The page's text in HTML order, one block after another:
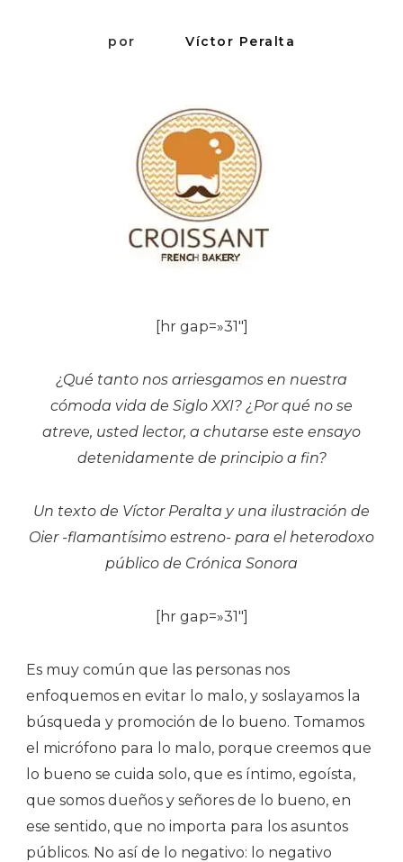
por Víctor Peralta
[hr gap=»31″]
¿Qué tanto nos arriesgamos en nuestra
cómoda vida de Siglo XXI? ¿Por qué no se
atreve, usted lector, a chutarse este ensayo
detenidamente de principio a fin?
Un texto de Víctor Peralta y una ilustración de
Oier -flamantísimo estreno- para el heterodoxo
público de Crónica Sonora
[hr gap=»31″]
Es muy común que las personas nos
enfoquemos en evitar lo malo, y soslayamos la
búsqueda y promoción de lo bueno. Tomamos
el micrófono para lo malo, porque creemos que
lo bueno se cuida solo, que es íntimo, egoísta,
que somos dueños y señores de lo bueno, en
ese sentido, que no importa para los asuntos
públicos. No así de lo negativo: lo negativo